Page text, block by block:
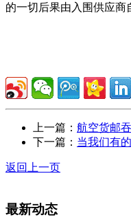
的一切后果由入围供应商
上一篇： 航空货邮
下一篇： 当我们有
返回上一页
最新动态